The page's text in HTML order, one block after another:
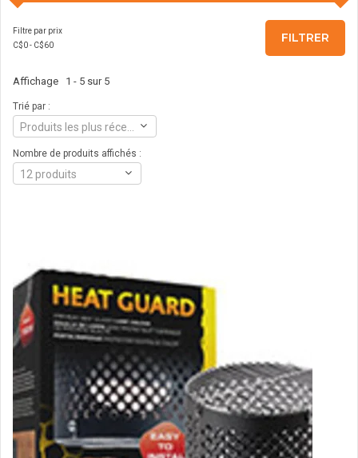
Filtre par prix
C$0- C$60
FILTRER
Affichage 1 - 5 sur 5
Trié par :
Nombre de produits affichés :
12 produits